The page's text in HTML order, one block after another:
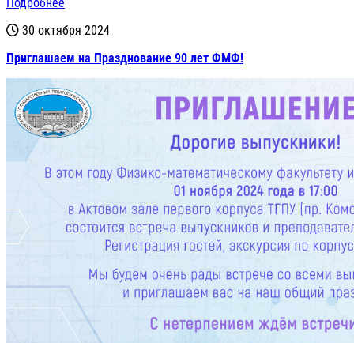
30 октября 2024
Приглашаем на Празднование 90 лет ФМФ!